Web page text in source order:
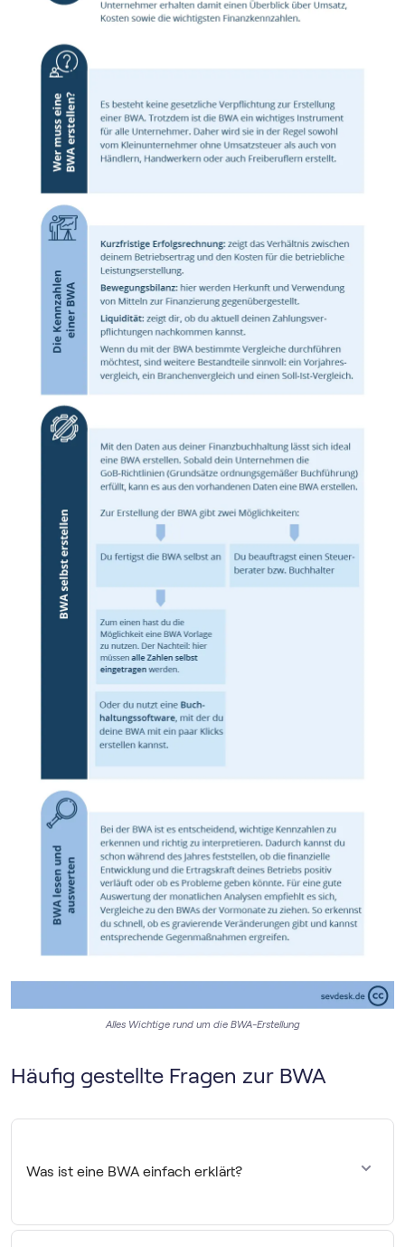
Alles Wichtige rund um die BWA-Erstellung
Häufig gestellte Fragen zur BWA
Was ist eine BWA einfach erklärt?
Die BWA zeigt dir monatlich, wie viel du eingenommen